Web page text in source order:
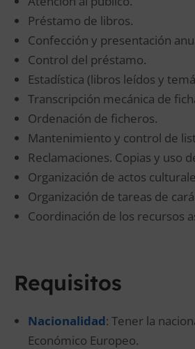
Préstamo de libros.
Confección y presentación
Control del préstamo.
Estadística (libros leídos y
Transcripción mecánica de
Ordenación de ficheros.
Mantenimiento y control de
Reclamaciones. Copias y uso
Organización de actos
Organización de tareas de
Coordinación de los recursos
Requisitos
Nacionalidad: Tener la
Económico Europeo.